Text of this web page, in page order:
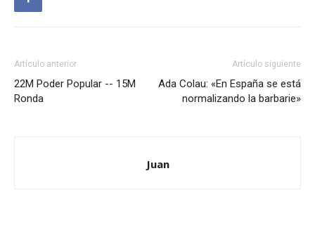
Artículo anterior
22M Poder Popular -- 15M
Ronda
Artículo siguiente
Ada Colau: «En España se está
normalizando la barbarie»
Juan